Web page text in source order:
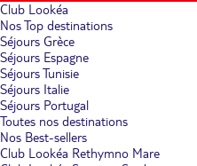
Club Lookéa
Nos Top destinations
Séjours Grèce
Séjours Espagne
Séjours Tunisie
Séjours Italie
Séjours Portugal
Toutes nos destinations
Nos Best-sellers
Club Lookéa Rethymno Mare